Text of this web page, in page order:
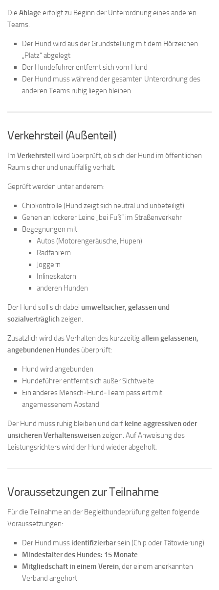
Die Ablage erfolgt zu Beginn der Unterordnung eines anderen
Teams.
Der Hund wird aus der Grundstellung mit dem Hörzeichen
„Platz“ abgelegt
Der Hundeführer entfernt sich vom Hund
Der Hund muss während der gesamten Unterordnung des
anderen Teams ruhig liegen bleiben
Verkehrsteil (Außenteil)
Im Verkehrsteil wird überprüft, ob sich der Hund im öffentlichen
Raum sicher und unauffällig verhält.
Geprüft werden unter anderem:
Chipkontrolle (Hund zeigt sich neutral und unbeteiligt)
Gehen an lockerer Leine „bei Fuß“ im Straßenverkehr
Begegnungen mit:
Autos (Motorengeräusche, Hupen)
Radfahrern
Joggern
Inlineskatern
anderen Hunden
Der Hund soll sich dabei umweltsicher, gelassen und
sozialverträglichzeigen.
Zusätzlich wird das Verhalten des kurzzeitigallein gelassenen,
angebundenen Hundes überprüft:
Hund wird angebunden
Hundeführer entfernt sich außer Sichtweite
Ein anderes Mensch‑Hund‑Team passiert mit
angemessenem Abstand
Der Hund muss ruhig bleiben und darf keine aggressiven oder
unsicheren Verhaltensweisenzeigen. Auf Anweisung des
Leistungsrichters wird der Hund wieder abgeholt.
Voraussetzungen zur Teilnahme
Für die Teilnahme an der Begleithundeprüfung gelten folgende
Voraussetzungen:
Der Hund muss identifizierbarsein (Chip oder Tätowierung)
Mindestalter des Hundes: 15 Monate
Mitgliedschaft in einem Verein, der einem anerkannten
Verband angehört